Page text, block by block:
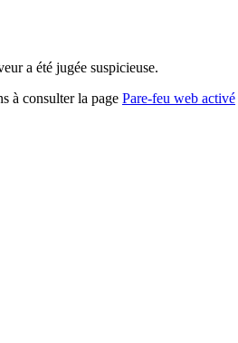
a été jugée suspicieuse.
à consulter la page Pare-feu web activé